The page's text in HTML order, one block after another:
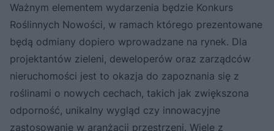
Ważnym elementem wydarzenia będzie Konkurs
Roślinnych Nowości, w ramach którego prezentowane
będą odmiany dopiero wprowadzane na rynek. Dla
projektantów zieleni, deweloperów oraz zarządców
nieruchomości jest to okazja do zapoznania się z
roślinami o nowych cechach, takich jak zwiększona
odporność, unikalny wygląd czy innowacyjne
zastosowanie w aranżacji przestrzeni. Wiele z